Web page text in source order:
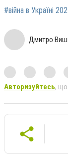
#війна в Україні
Дмитро
Авторизуйтесь,